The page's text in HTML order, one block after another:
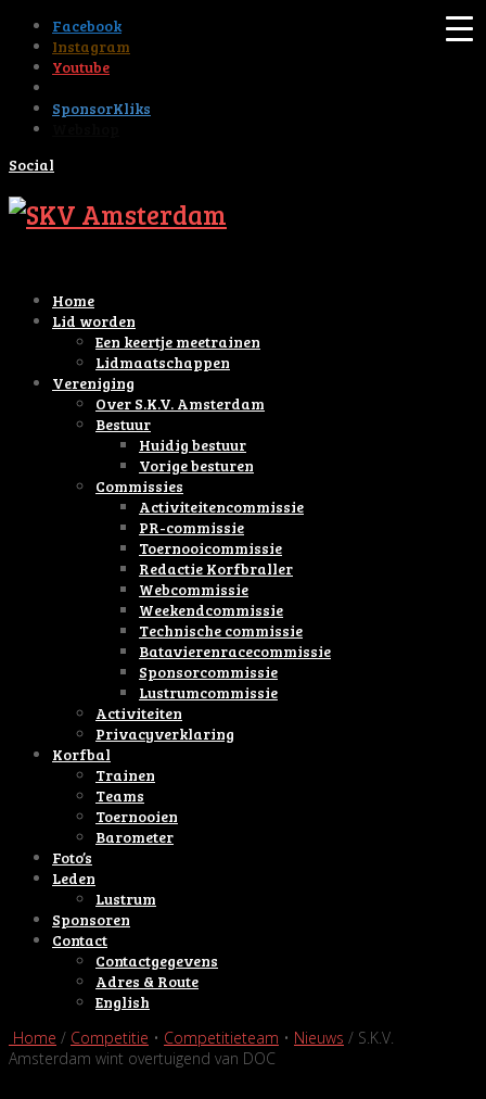
Facebook
Instagram
Youtube
SponsorKliks
Social
Home
Lid worden
Een keertje meetrainen
Lidmaatschappen
Vereniging
Over S.K.V. Amsterdam
Bestuur
Huidig bestuur
Vorige besturen
Commissies
Activiteitencommissie
PR-commissie
Toernooicommissie
Redactie Korfbraller
Webcommissie
Weekendcommissie
Technische commissie
Batavierenracecommissie
Sponsorcommissie
Lustrumcommissie
Activiteiten
Privacyverklaring
Korfbal
Trainen
Teams
Toernooien
Barometer
Foto’s
Leden
Lustrum
Sponsoren
Contact
Contactgegevens
Adres & Route
English
Home / Competitie • Competitieteam • Nieuws / S.K.V.
Amsterdam wint overtuigend van DOC